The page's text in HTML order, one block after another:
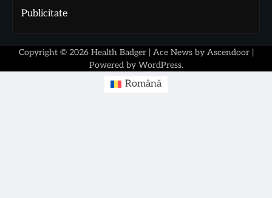
Publicitate
Copyright © 2026 Health Badger| Ace News by Ascendoor|
Powered by WordPress.
Română